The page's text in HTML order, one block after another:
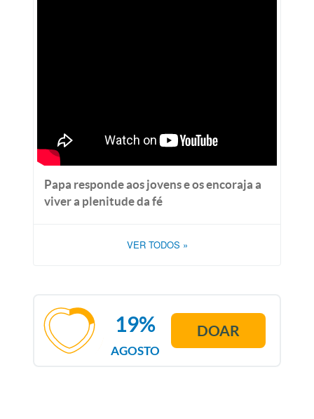
Papa responde aos jovens e os encoraja a
viver a plenitude da fé
VER TODOS »
AGOSTO
19% DOAR